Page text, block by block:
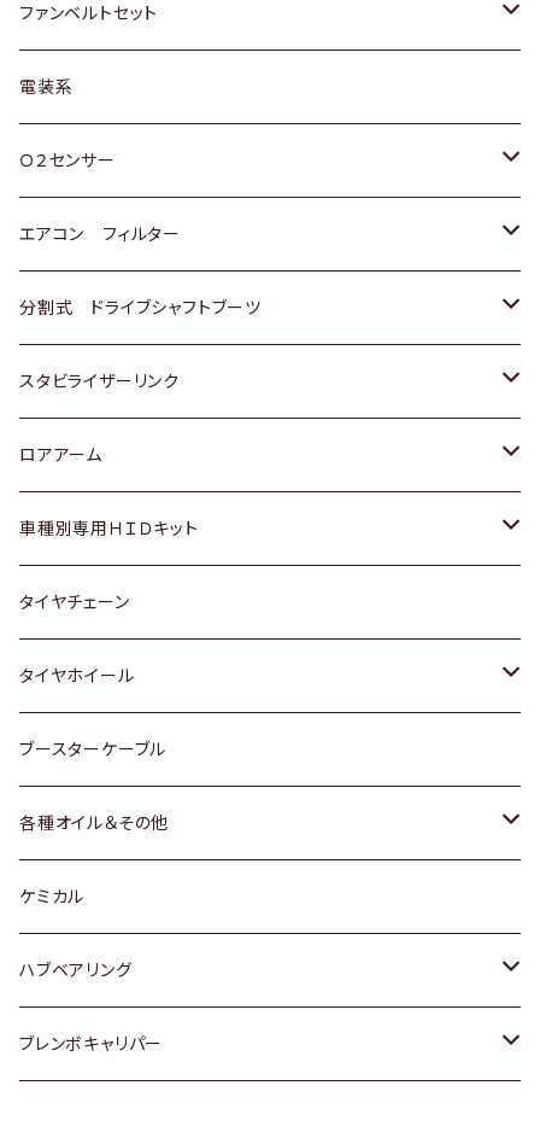
スバル
日野
マツダ
三菱
スバル
マツダ
ダイハツ
マツダ
三菱
スバル
スズキ
日産
ダイハツ
マツダ
三菱
スバル
トヨタ
スズキ
ダイハツ
三菱
スバル
ファンベルトセット
トヨタ
ホンダ
スズキ
日産
いすゞ
ダイハツ
マツダ
三菱
スバル
レクサス
電装系
Ｏ２センサー
トヨタ
ホンダ
スズキ
日産
ダイハツ
マツダ
三菱
スバル
エアコン フィルター
トヨタ
ホンダ
スズキ
日産
いすゞ
ダイハツ
マツダ
三菱
スバル
分割式 ドライブシャフトブーツ
トヨタ
ホンダ
スズキ
日産
ダイハツ
スバル
スタビライザーリンク
トヨタ
ホンダ
スズキ
日産
ダイハツ
マツダ
ロアアーム
ホンダ
スズキ
日産
ダイハツ
マツダ
スバル
車種別専用ＨＩＤキット
トヨタ
マツダ
タイヤチェーン
タイヤホイール
トヨタ
ホンダ
スズキ
日産
ダイハツ
ブースターケーブル
各種オイル＆その他
ディーデル洗浄添加剤
ケミカル
ハブベアリング
トヨタ
ブレンボキャリパー